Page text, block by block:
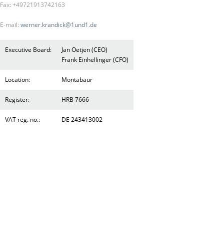
Fax: +49721913742163
E-mail: werner.krandick@1und1.de
Executive Board:
Jan Oetjen (CEO)
Frank Einhellinger (CFO)
Location: Montabaur
Register: HRB 7666
VAT reg. no.: DE 243413002